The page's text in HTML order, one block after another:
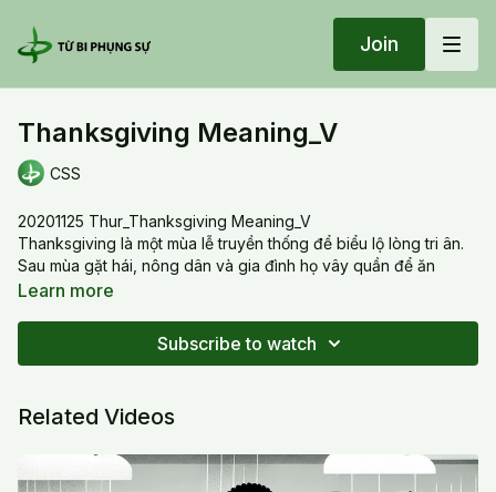
Join
Thanksgiving Meaning_V
CSS
20201125 Thur_Thanksgiving Meaning_V
Thanksgiving là một mùa lễ truyền thống để biểu lộ lòng tri ân.
Sau mùa gặt hái, nông dân và gia đình họ vây quần để ăn
mừng, bày tỏ lòng biết ơn Thượng Đế và trời đất đã ban bố
mà cũng qua sự nhận. Các hành động như bày tỏ tình thương,
ân.
Learn more
Subscribe to watch
Related Videos